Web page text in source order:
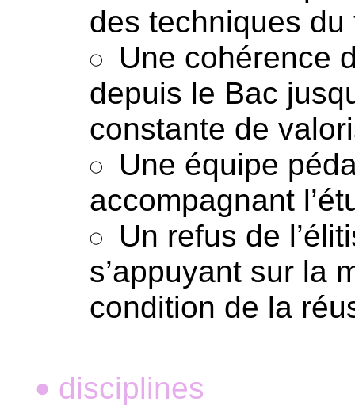
des techniques du
Une cohérence
depuis le Bac
constante de
Une équipe
accompagnant
Un refus de
s’appuyant sur la
condition de la
• disciplines